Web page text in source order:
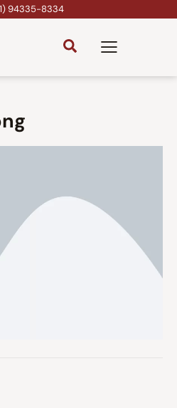
94335-8334